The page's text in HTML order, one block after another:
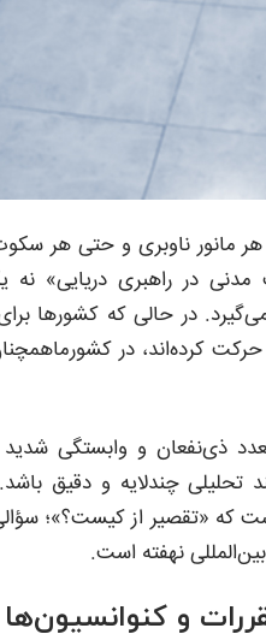
مانور ناوبری و حتی هر
مدنی در راهبری دریایی»
در حالی که کشورها
در
تعدد ذی‌نفعان و وابستگی
تحلیلی چندلایه و دقیق
که «تقصیر از کیست؟»؛
نهفته است.
و کنوانسیون‌ها